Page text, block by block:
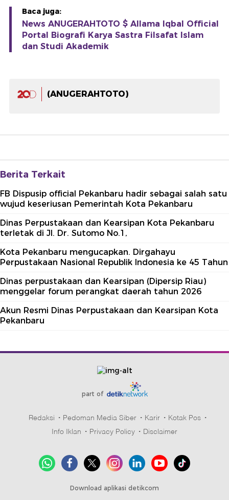
Baca juga:
News ANUGERAHTOTO $ Allama Iqbal Official
Portal Biografi Karya Sastra Filsafat Islam
dan Studi Akademik
(ANUGERAHTOTO)
Berita Terkait
FB Dispusip official Pekanbaru hadir sebagai salah satu
wujud keseriusan Pemerintah Kota Pekanbaru
Dinas Perpustakaan dan Kearsipan Kota Pekanbaru
terletak di Jl. Dr. Sutomo No.1,
Kota Pekanbaru mengucapkan. Dirgahayu
Perpustakaan Nasional Republik Indonesia ke 45 Tahun
Dinas perpustakaan dan Kearsipan (Dipersip Riau)
menggelar forum perangkat daerah tahun 2026
Akun Resmi Dinas Perpustakaan dan Kearsipan Kota
Pekanbaru
part of
Redaksi Pedoman Media Siber Karir
Kotak Pos
Info Iklan
Privacy Policy Disclaimer
Download aplikasi detikcom